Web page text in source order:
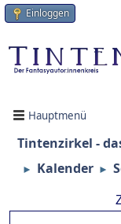
Einloggen
Hauptmenü
Tintenzirkel -
► Kalender ►